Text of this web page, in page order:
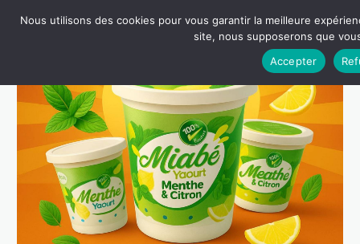
Nous utilisons des cookies pour vous garantir la meilleure
site, nous supposerons que
Accepter